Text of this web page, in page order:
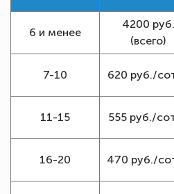
6 и менее
4200 руб.
(всего)
7-10 620 руб./
11-15 555 руб./
16-20 470 руб./